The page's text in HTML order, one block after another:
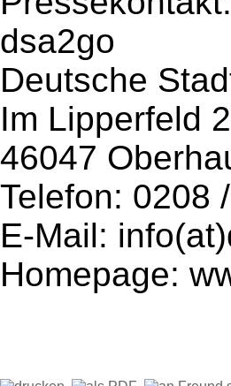
dsa2go
Deutsche
Im Lipperfeld
46047
Telefon: 0208
E-Mail:
Homepage: